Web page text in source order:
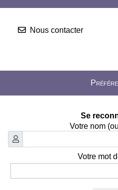
Nous contacter
Se
Votre nom
Votre mot